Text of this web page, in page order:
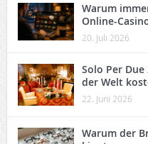
Warum
Online-
20. Juli 2026
Solo Per
der Welt
22. Juni 2026
Warum der